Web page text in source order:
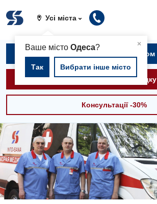
Усі міста
×
Ваше містоОдеса?
Так Вибрати інше місто
Записатися на прийом
Викликати швидку
Консультації -30%